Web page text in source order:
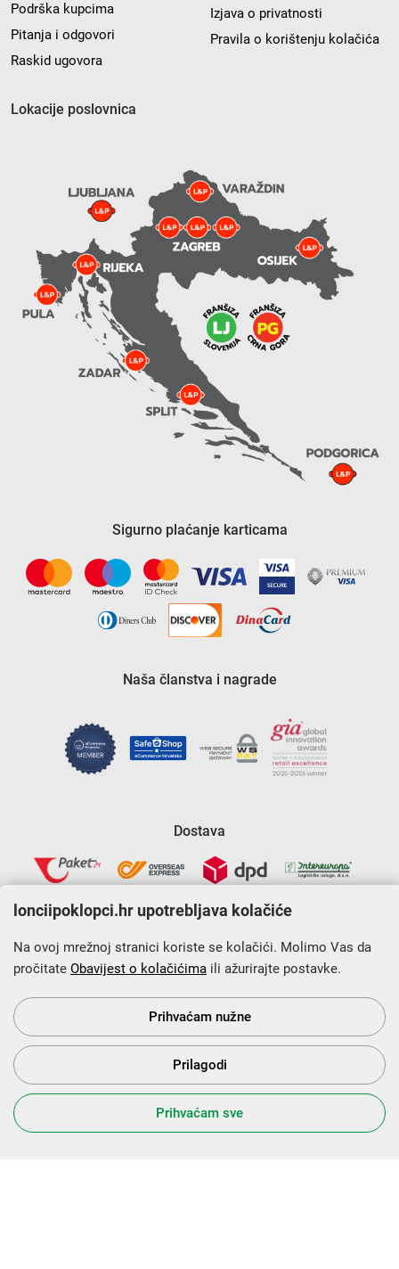
Podrška kupcima
Pitanja i odgovori
Raskid ugovora
Izjava o privatnosti
Pravila o korištenju kolačića
Lokacije poslovnica
Sigurno plaćanje karticama
Naša članstva i nagrade
Dostava
Krajnji primatelj financijskog instrumenta sufinanciranog iz
Europskog fonda za regionalni razvoj u sklopu Operativnog
programa „Konkurentnost i kohezija”.
s Vama od 2014. godine!
lonciipoklopci.hr upotrebljava kolačiće
Na ovoj mrežnoj stranici koriste se kolačići. Molimo Vas da
pročitate Obavijest o kolačićima ili ažurirajte postavke.
Prihvaćam nužne
Prilagodi
Prihvaćam sve